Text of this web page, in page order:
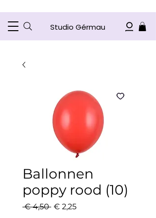
Studio Gérmau
Ballonnen
poppy rood (10)
€ 4,50 Normale
€ 2,25Verkoopprijs